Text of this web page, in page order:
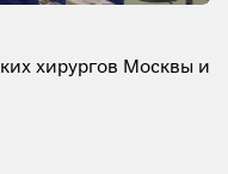
хирургов Москвы и